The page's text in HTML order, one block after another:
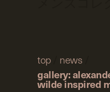
top/ news
gallery:
wilde inspired